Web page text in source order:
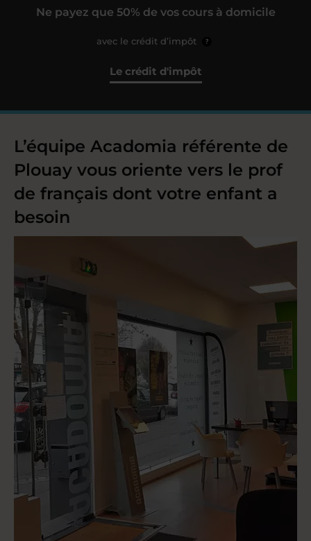
Ne payez que 50% de vos cours à domicile
avec le crédit d’impôt ?
Le crédit d'impôt
L’équipe Acadomia référente de
Plouay vous oriente vers le prof
de français dont votre enfant a
besoin